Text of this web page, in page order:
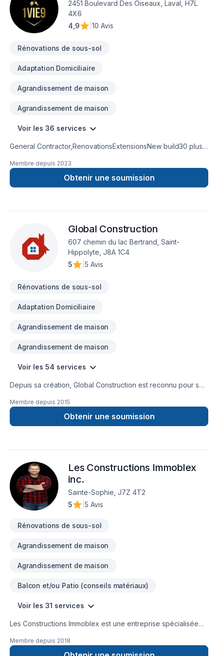
2451 Boulevard Des Oiseaux, Laval, H7L
4X6
4,9
10 Avis
Rénovations de sous-sol
Adaptation Domiciliaire
Agrandissement de maison
Agrandissement de maison
Voir les 36 services
General Contractor,RenovationsExtensionsNew build30 plus
remodeling basement remodel
Membre depuis 2023
Obtenir une soumission
Global Construction
607 chemin du lac Bertrand, Saint-
Hippolyte, J8A 1C4
5
5 Avis
Rénovations de sous-sol
Adaptation Domiciliaire
Agrandissement de maison
Agrandissement de maison
Voir les 54 services
Depuis sa création, Global Construction est reconnu pour son
sinistre, Armoires, Balcon, Balcon de bois, Carrelage,
Charpentier, Construction, Cuisine, Démolition, Escalier et
rampe, Foyer et poêle, Garage, Gypse, Margelle, Meubles,
Laurentides avec passion et professionnalisme. Nous
croyons en l'importance d'une approche personnalisée,
adaptée à chaque client, pour garantir des résultats au-delà
de vos attentes. Transformons ensemble vos idées en réalité.
Contactez-nous dès maintenant.
Membre depuis 2015
Obtenir une soumission
Les Constructions Immoblex
inc.
Sainte-Sophie, J7Z 4T2
5
5 Avis
Rénovations de sous-sol
Agrandissement de maison
Agrandissement de maison
Balcon et/ou Patio (conseils matériaux)
Voir les 31 services
Les Constructions Immoblex est une entreprise spécialisée
complète de services pour les projets d'agrandissement, de
coffrage isolant et de constructions neuves et commerciales.
Membre depuis 2018